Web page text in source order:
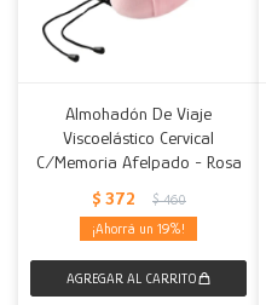
Almohadón De Viaje
Viscoelástico Cervical
C/Memoria Afelpado - Rosa
$ 372 $ 460
19